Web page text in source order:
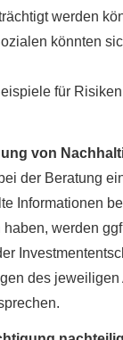
werden
könnten
für
von
der Beratung
Informationen
haben, werden
des